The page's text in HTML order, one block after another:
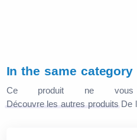
In the same category
Ce produit ne
Découvre les autres produits De